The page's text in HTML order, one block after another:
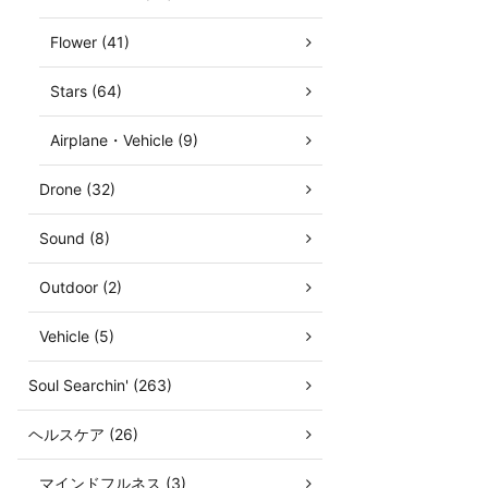
Flower (41)
Stars (64)
Airplane・Vehicle (9)
Drone (32)
Sound (8)
Outdoor (2)
Vehicle (5)
Soul Searchin' (263)
ヘルスケア (26)
マインドフルネス (3)